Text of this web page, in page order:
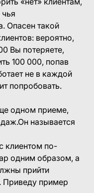
Опасен такой
вероятно,
Вы потеряете,
100 000, попав
не в каждой
попробовать.
одном приеме,
называется
клиентом по-
одним образом, а
прийти
Приведу пример